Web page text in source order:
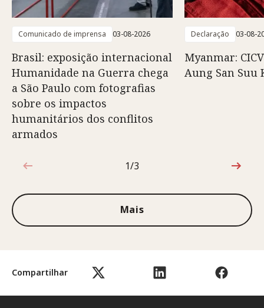
Compartilhar
Comunicado de imprensa 03-08-2026
Brasil: exposição internacional
Humanidade na Guerra chega
a São Paulo com fotografias
sobre os impactos
humanitários dos conflitos
armados
Declaração 03-08-
Myanmar:
Aung San Suu
1 de 3
1/3
Mais